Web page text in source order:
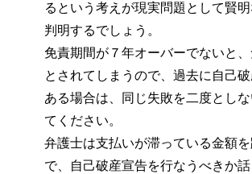
るという考えが現実問題として賢
判明するでしょう。
免責期間が７年オーバーでないと
とされてしまうので、過去に自己
ある場合は、同じ失敗を二度とし
てください。
弁護士は支払いが滞っている金額を
で、自己破産宣告を行なうべきか